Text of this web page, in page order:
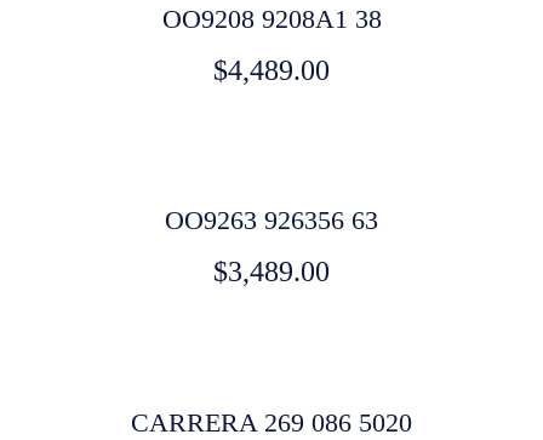
OO9208 9208A1 38
$4,489.00
OO9263 926356 63
$3,489.00
CARRERA 269 086 5020